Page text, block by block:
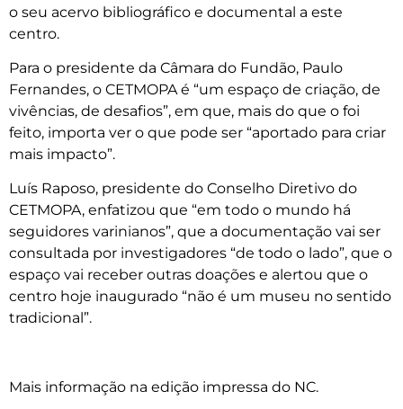
o seu acervo bibliográfico e documental a este
centro.
Para o presidente da Câmara do Fundão, Paulo
Fernandes, o CETMOPA é “um espaço de criação, de
vivências, de desafios”, em que, mais do que o foi
feito, importa ver o que pode ser “aportado para criar
mais impacto”.
Luís Raposo, presidente do Conselho Diretivo do
CETMOPA, enfatizou que “em todo o mundo há
seguidores varinianos”, que a documentação vai ser
consultada por investigadores “de todo o lado”, que o
espaço vai receber outras doações e alertou que o
centro hoje inaugurado “não é um museu no sentido
tradicional”.
Mais informação na edição impressa do NC.